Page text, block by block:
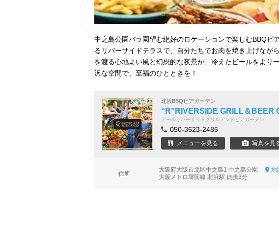
中之島公園バラ園望む絶好のロケーションで楽しむBBQビ
るリバーサイドテラスで、自分たちでお肉を焼き上げなが
を渡る心地よい風と幻想的な夜景が、冷えたビールをより
沢な空間で、至福のひとときを！
北浜BBQビアガーデン
“R”RIVERSIDE GRILL＆BEER
アールリバーサイドグリルアンドビアガーデン
050-3623-2485
メニューを見る 写真を見
住所
大阪府大阪市北区中之島1 中之島公園
地
大阪メトロ堺筋線 北浜駅 徒歩3分